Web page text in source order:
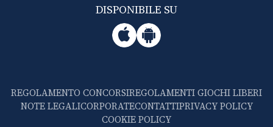
DISPONIBILE SU
REGOLAMENTO CONCORSIREGOLAMENTI GIOCHI LIBERI
NOTE LEGALICORPORATECONTATTIPRIVACY POLICY
COOKIE POLICY